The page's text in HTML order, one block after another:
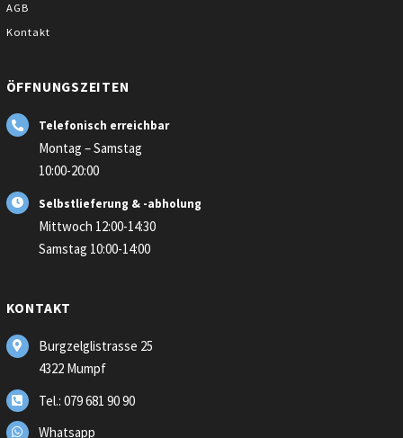
AGB
Kontakt
ÖFFNUNGSZEITEN
Telefonisch erreichbar
Montag – Samstag
10:00-20:00
Selbstlieferung & -abholung
Mittwoch 12:00-14:30
Samstag 10:00-14:00
KONTAKT
Burgzelglistrasse 25
4322 Mumpf
Tel.: 079 681 90 90
Whatsapp